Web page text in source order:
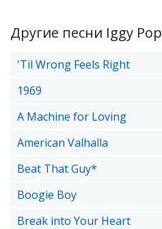
Другие песни Iggy Pop
'Til Wrong Feels Right
1969
A Machine for Loving
American Valhalla
Beat That Guy*
Boogie Boy
Break into Your Heart